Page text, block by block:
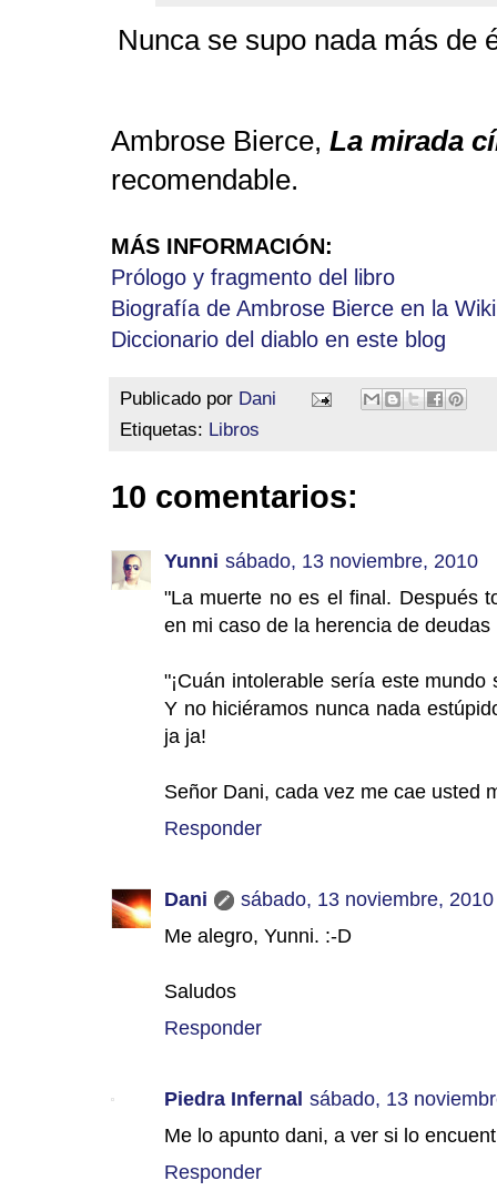
Nunca se supo nada más de
Ambrose Bierce, La mirada
recomendable.
MÁS INFORMACIÓN:
Prólogo y fragmento del libro
Biografía de Ambrose Bierce en la
Diccionario del diablo en este blog
Publicado por Dani
Etiquetas: Libros
10 comentarios:
Yunni sábado, 13 noviembre, 2010
"La muerte no es el final. Después
en mi caso de la herencia de deudas
"¡Cuán intolerable sería este
Y no hiciéramos nunca nada
ja ja!
Señor Dani, cada vez me cae usted
Responder
Dani
sábado, 13 noviembre, 2010
Me alegro, Yunni. :-D
Saludos
Responder
Piedra Infernal sábado, 13
Me lo apunto dani, a ver si lo
Responder